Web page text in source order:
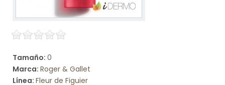
Tamaño: 0
Marca: Roger & Gallet
Línea: Fleur de Figuier